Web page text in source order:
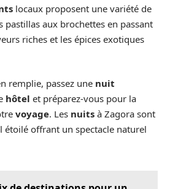
locaux proposent une variété de
pastillas aux brochettes en passant
riches et les épices exotiques
remplie, passez une nuit
hôtel et préparez-vous pour la
voyage. Les nuits à Zagora sont
étoilé offrant un spectacle naturel